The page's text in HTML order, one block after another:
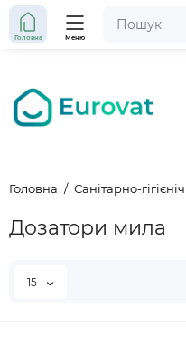
Головна Меню
Головна Санітарно-
Дозатори мила
15